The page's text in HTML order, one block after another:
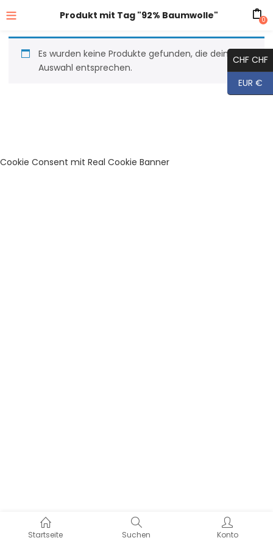
Produkt mit Tag "92% Baumwolle" 0
Startseite Suchen Konto
Es wurden keine Produkte gefunden, die deiner
Auswahl entsprechen.
CHF CHF
EUR €
Cookie Consent mit Real Cookie Banner